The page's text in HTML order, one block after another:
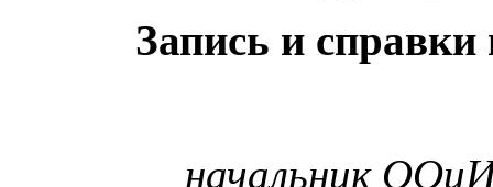
Запись и справки
начальник